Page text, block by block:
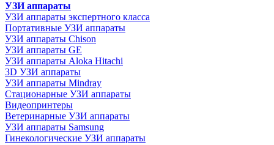
УЗИ аппараты
УЗИ аппараты экспертного класса
Портативные УЗИ аппараты
УЗИ аппараты Chison
УЗИ аппараты GE
УЗИ аппараты Aloka Hitachi
3D УЗИ аппараты
УЗИ аппараты Mindray
Стационарные УЗИ аппараты
Видеопринтеры
Ветеринарные УЗИ аппараты
УЗИ аппараты Samsung
Гинекологические УЗИ аппараты